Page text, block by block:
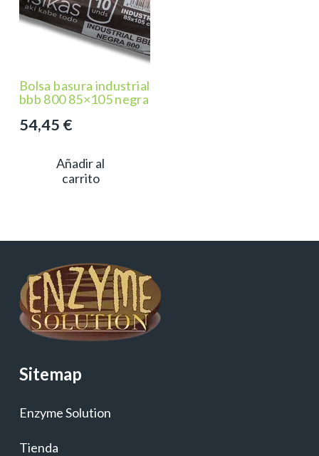
Bolsa basura industrial
bbb 800 85×105 negra
54,45 €
Añadir al
carrito
Sitemap
Enzyme Solution
Tienda